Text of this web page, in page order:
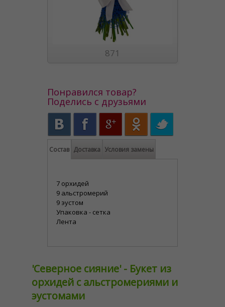
871
Понравился товар?
Поделись с друзьями
Состав Доставка Условия замены
7 орхидей
9 альстромерий
9 эустом
Упаковка - сетка
Лента
'Северное сияние' - Букет из
орхидей с альстромериями и
эустомами